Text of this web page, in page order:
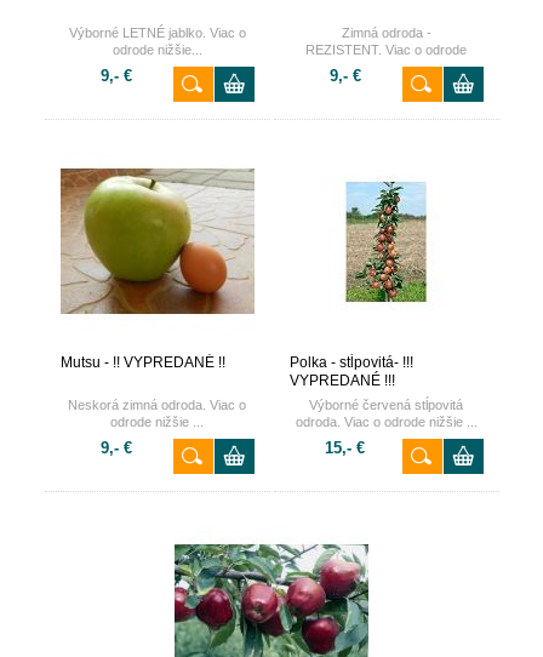
Výborné LETNÉ jablko. Viac o
odrode nižšie...
9,- €
Zimná odroda -
REZISTENT. Viac o odrode
nižšie ...
9,- €
Mutsu - !! VYPREDANÉ !!
Neskorá zimná odroda. Viac o
odrode nižšie ...
9,- €
Polka - stĺpovitá- !!!
VYPREDANÉ !!!
Výborné červená stĺpovitá
odroda. Viac o odrode nižšie ...
15,- €